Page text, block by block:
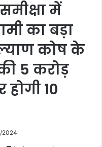
में
का बड़ा
कोष के
5 करोड़
10
2024